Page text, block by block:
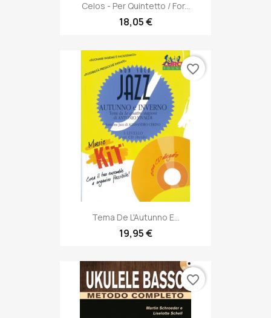
Celos - Per Quintetto / For...
18,05 €
Tema De L'Autunno E...
19,95 €
favorite_border
favorite_border